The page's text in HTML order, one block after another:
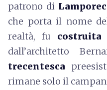
patrono di
che porta il nome
realtà, fu
dall’architetto
trecentesca
rimane solo il